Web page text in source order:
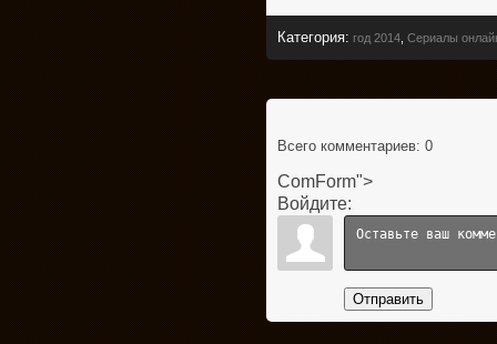
Категория: год 2014 Сериалы
Всего комментариев: 0
ComForm">
Войдите:
Отправить